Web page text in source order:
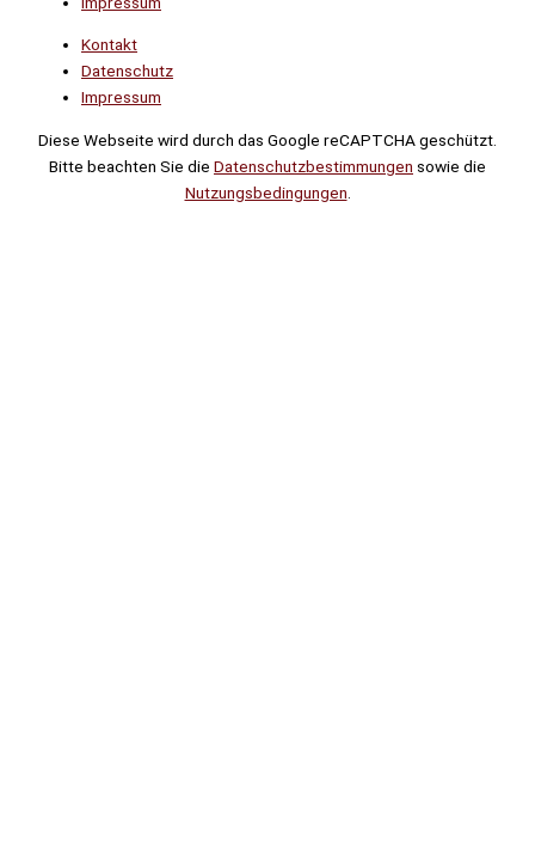
Kontakt
Datenschutz
Impressum
Diese Webseite wird durch das Google reCAPTCHA geschützt.
Bitte beachten Sie die Datenschutzbestimmungen sowie die
Nutzungsbedingungen